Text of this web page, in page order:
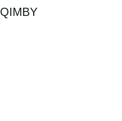
QIMBY